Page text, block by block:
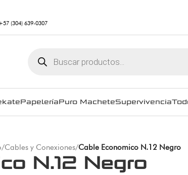
(304) 639-0307
PapeleríaPuro MacheteSupervivencia
/Cables y Conexiones/Cable Economico N.12 Negro
N.12 Negro